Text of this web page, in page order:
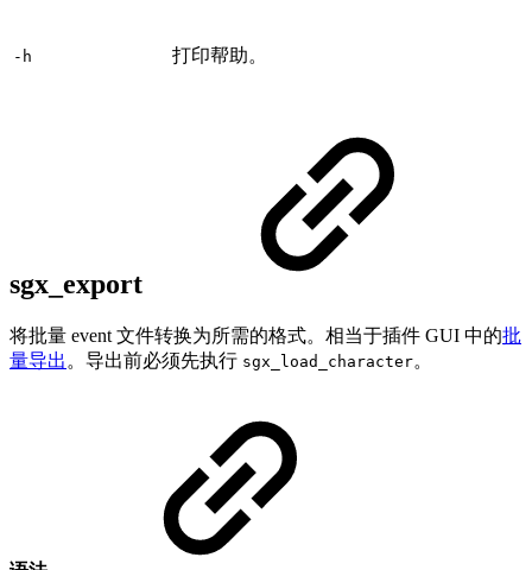
-h 打印帮助。
sgx_export
将批量 event 文件转换为所需的格式。相当于插件 GUI 中的批
量导出 。导出前必须先执行 sgx_load_character。